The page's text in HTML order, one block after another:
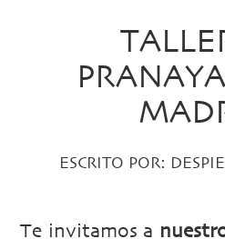
ESCRITO POR:
Te invitamos a